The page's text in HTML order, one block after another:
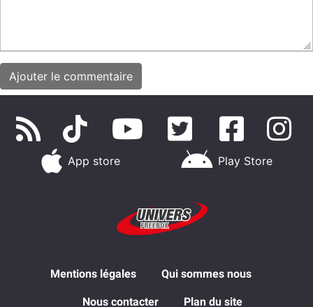
App store Play Store
Mentions légales Qui sommes nous
Nous contacter Plan du site